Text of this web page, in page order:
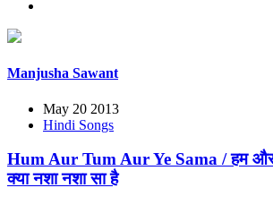
Manjusha Sawant
May 20 2013
Hindi Songs
Hum Aur Tum Aur Ye Sama / हम
क्या नशा नशा सा है